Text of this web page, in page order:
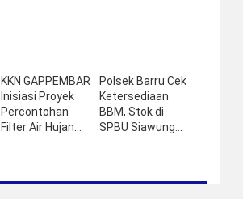
KKN GAPPEMBAR
Inisiasi Proyek
Percontohan
Filter Air Hujan
Polsek Barru Cek
Ketersediaan
BBM, Stok di
SPBU Siawung